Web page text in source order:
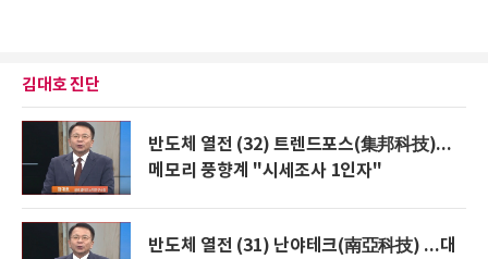
김대호 진단
반도체 열전 (32) 트렌드포스(集邦科技)...
메모리 풍향계 "시세조사 1인자"
반도체 열전 (31) 난야테크(南亞科技) ...대